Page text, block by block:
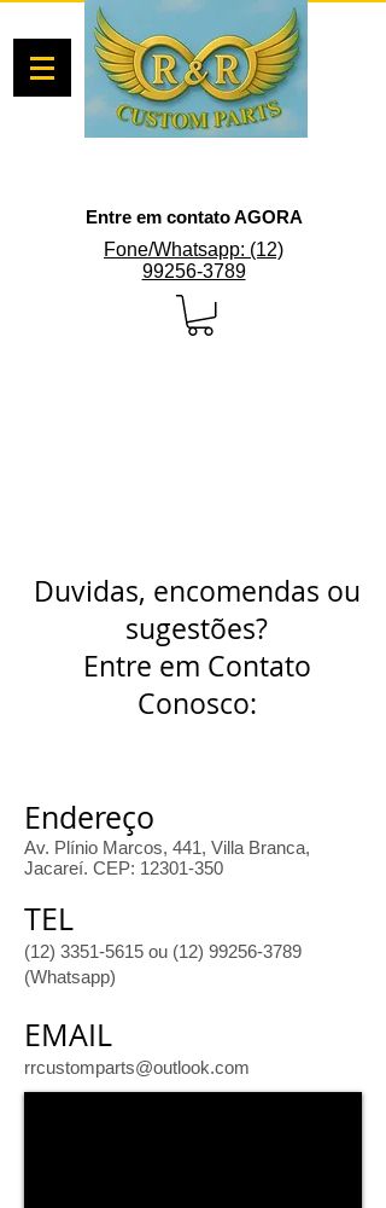
Entre em contato AGORA
Fone/Whatsapp: (12)
99256-3789
Duvidas, encomendas ou
sugestões?
Entre em Contato
Conosco:
Endereço
Av. Plínio Marcos, 441, Villa Branca,
Jacareí. CEP: 12301-350
TEL
(12) 3351-5615 ou (12) 99256-3789
(Whatsapp)
EMAIL
rrcustomparts@outlook.com